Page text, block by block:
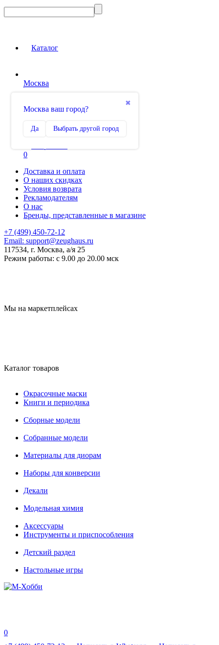
Каталог
Москва
✖
Москва ваш город?
Да Выбрать другой город
Сравнение
0
Доставка и оплата
О наших скидках
Условия возврата
Рекламодателям
О нас
Бренды, представленные в магазине
+7 (499) 450-72-12
Email: support@zeughaus.ru
117534, г. Москва, а/я 25
Режим работы: с 9.00 до 20.00 мск
Мы на маркетплейсах
Каталог товаров
Окрасочные маски
Книги и периодика
Сборные модели
Собранные модели
Материалы для диорам
Наборы для конверсии
Декали
Модельная химия
Аксессуары
Инструменты и приспособления
Детский раздел
Настольные игры
0